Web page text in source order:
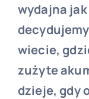
wydajna
wiecie,
zużyte
dzieje, gdy